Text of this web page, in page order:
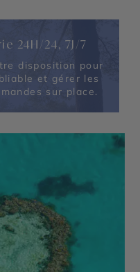
24H/24, 7J/7
disposition pour
et gérer les
sur place.